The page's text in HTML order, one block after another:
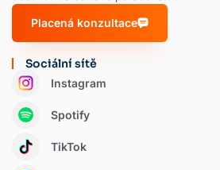
Placená konzultace
Sociální sítě
Instagram
Spotify
TikTok